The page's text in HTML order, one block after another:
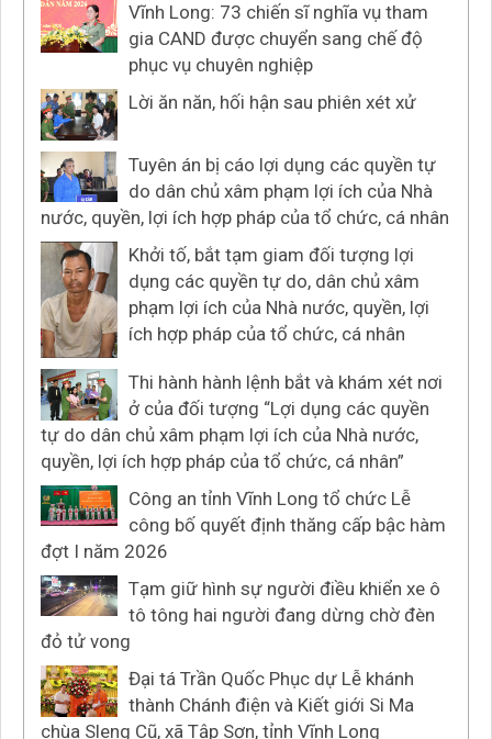
Vĩnh Long: 73 chiến sĩ nghĩa vụ tham
gia CAND được chuyển sang chế độ
phục vụ chuyên nghiệp
Lời ăn năn, hối hận sau phiên xét xử
Tuyên án bị cáo lợi dụng các quyền tự
do dân chủ xâm phạm lợi ích của Nhà
nước, quyền, lợi ích hợp pháp của tổ chức, cá nhân
Khởi tố, bắt tạm giam đối tượng lợi
dụng các quyền tự do, dân chủ xâm
phạm lợi ích của Nhà nước, quyền, lợi
ích hợp pháp của tổ chức, cá nhân
Thi hành hành lệnh bắt và khám xét nơi
ở của đối tượng “Lợi dụng các quyền
tự do dân chủ xâm phạm lợi ích của Nhà nước,
quyền, lợi ích hợp pháp của tổ chức, cá nhân”
Công an tỉnh Vĩnh Long tổ chức Lễ
công bố quyết định thăng cấp bậc hàm
đợt I năm 2026
Tạm giữ hình sự người điều khiển xe ô
tô tông hai người đang dừng chờ đèn
đỏ tử vong
Đại tá Trần Quốc Phục dự Lễ khánh
thành Chánh điện và Kiết giới Si Ma
chùa Sleng Cũ, xã Tập Sơn, tỉnh Vĩnh Long